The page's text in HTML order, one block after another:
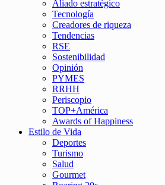
Aliado estratégico
Tecnología
Creadores de riqueza
Tendencias
RSE
Sostenibilidad
Opinión
PYMES
RRHH
Periscopio
TOP+América
Awards of Happiness
Estilo de Vida
Deportes
Turismo
Salud
Gourmet